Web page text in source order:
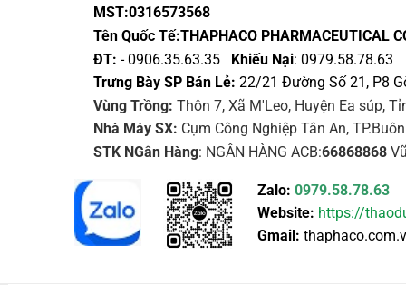
MST:0316573568
Tên Quốc Tế:THAPHACO PHARMACEUTICAL
ĐT: - 0906.35.63.35 Khiếu Nại: 0979.58.78.63
Trưng Bày SP Bán Lẻ: 22/21 Đường Số 21, P8
Vùng Trồng: Thôn 7, Xã M'Leo, Huyện Ea súp,
Nhà Máy SX: Cụm Công Nghiệp Tân An,
STK NGân Hàng: NGÂN HÀNG ACB:66868868
Zalo: 0979.58.78.63
Website: https://
Gmail: